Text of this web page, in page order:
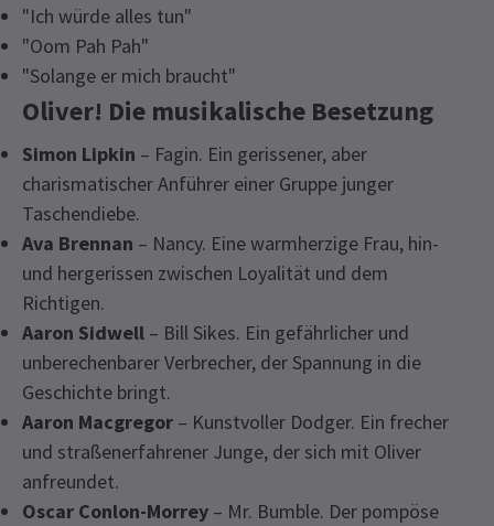
"Ich würde alles tun"
"Oom Pah Pah"
"Solange er mich braucht"
Oliver! Die musikalische Besetzung
Simon Lipkin – Fagin. Ein gerissener, aber
charismatischer Anführer einer Gruppe junger
Taschendiebe.
Ava Brennan – Nancy. Eine warmherzige Frau, hin-
und hergerissen zwischen Loyalität und dem
Richtigen.
Aaron Sidwell – Bill Sikes. Ein gefährlicher und
unberechenbarer Verbrecher, der Spannung in die
Geschichte bringt.
Aaron Macgregor – Kunstvoller Dodger. Ein frecher
und straßenerfahrener Junge, der sich mit Oliver
anfreundet.
Oscar Conlon-Morrey – Mr. Bumble. Der pompöse